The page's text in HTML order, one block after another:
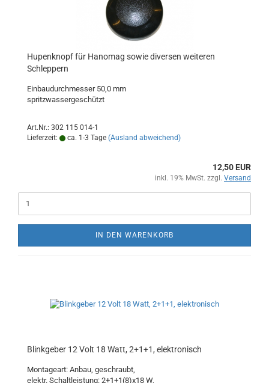
Hupenknopf für Hanomag sowie diversen weiteren
Schleppern
Einbaudurchmesser 50,0 mm
spritzwassergeschützt
Art.Nr.: 302 115 014-1
Lieferzeit:
ca. 1-3 Tage (Ausland abweichend)
12,50 EUR
inkl. 19% MwSt. zzgl. Versand
IN DEN WARENKORB
Blinkgeber 12 Volt 18 Watt, 2+1+1, elektronisch
Montageart: Anbau, geschraubt,
elektr. Schaltleistung: 2+1+1(8)x18 W,